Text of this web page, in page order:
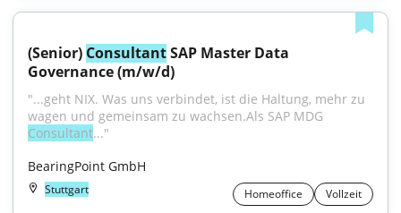
(Senior) Consultant SAP Master Data
Governance (m/w/d)
"...geht NIX. Was uns verbindet, ist die Haltung, mehr zu
Consultant..."
BearingPoint GmbH
Stuttgart Homeoffice Vollzeit